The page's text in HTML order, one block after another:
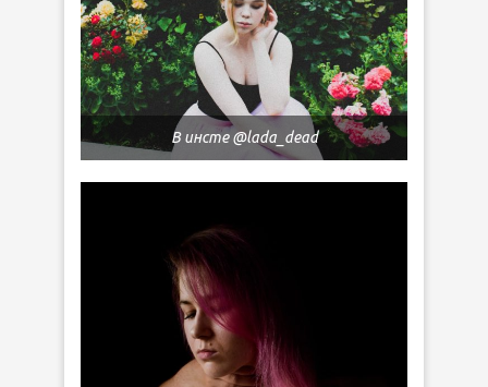
В инсте @lada_dead